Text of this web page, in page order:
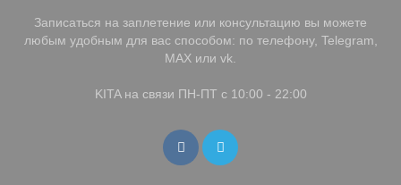
Записаться на заплетение или консультацию вы можете
любым удобным для вас способом: по телефону, Telegram,
MAX или vk.
KITA на связи ПН-ПТ с 10:00 - 22:00